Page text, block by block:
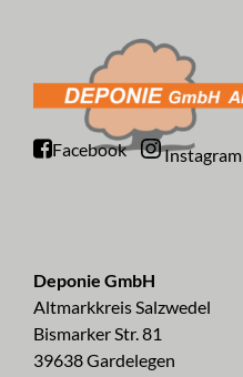
Facebook Instagram
Deponie GmbH
Altmarkkreis Salzwedel
Bismarker Str. 81
39638 Gardelegen